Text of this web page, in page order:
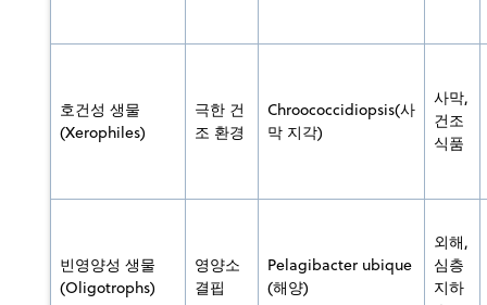
호건성 생물
(Xerophiles)
극한 건
조 환경
Chroococcidiopsis(사
막 지각)
사막,
건조
식품
빈영양성 생물
(Oligotrophs)
영양소
결핍
Pelagibacter ubique
(해양)
외해,
심층
지하